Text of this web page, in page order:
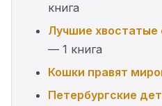
книга
Лучшие хвостатые
— 1 книга
Кошки правят
Петербургские